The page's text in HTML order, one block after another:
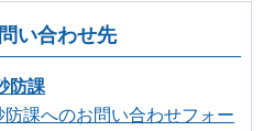
い合わせ先
防課
課へのお問い合わせフォー